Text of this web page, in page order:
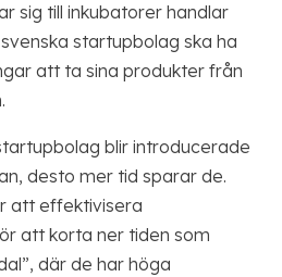
sig till inkubatorer handlar
startupbolag ska ha
att ta sina produkter från
blir introducerade
desto mer tid sparar de.
att effektivisera
att korta ner tiden som
där de har höga